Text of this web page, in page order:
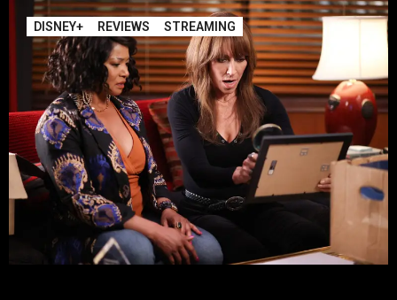
DISNEY+ REVIEWS STREAMING